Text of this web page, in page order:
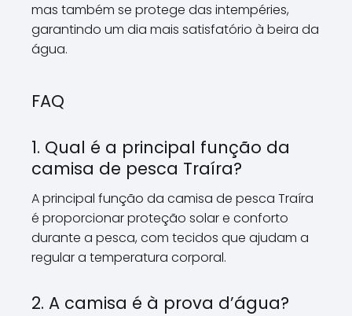
mas também se protege das intempéries,
garantindo um dia mais satisfatório à beira da
água.
FAQ
1. Qual é a principal função da
camisa de pesca Traíra?
A principal função da camisa de pesca Traíra
é proporcionar proteção solar e conforto
durante a pesca, com tecidos que ajudam a
regular a temperatura corporal.
2. A camisa é à prova d’água?